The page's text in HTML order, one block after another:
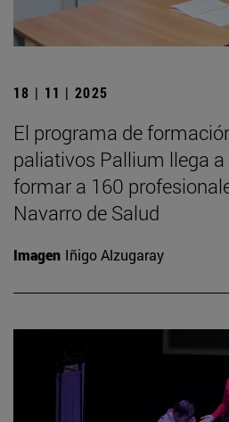
18 | 11 | 2025
El programa de
paliativos Pallium llega
formar a 160
Navarro de Salud
Imagen Iñigo Alzugaray